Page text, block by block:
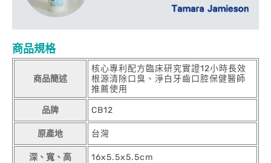
商品規格
商品簡述
核心專利配方臨床研究實證12小時長效
根源清除口臭、淨白牙齒口腔保健醫師
推薦使用
品牌 CB12
原產地 台灣
深、寬、高 16x5.5x5.5cm